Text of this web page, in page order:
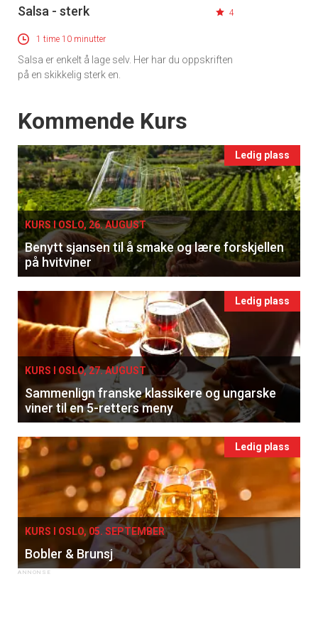
Salsa - sterk 4
1 time 10 minutter
Salsa er enkelt å lage selv. Her har du oppskriften
på en skikkelig sterk en.
Events
Kommende Kurs
Ledig plass
KURS I OSLO, 26. AUGUST
Benytt sjansen til å smake og lære forskjellen
på hvitviner
Ledig plass
KURS I OSLO, 27. AUGUST
Sammenlign franske klassikere og ungarske
viner til en 5-retters meny
Ledig plass
KURS I OSLO, 05. SEPTEMBER
Bobler & Brunsj